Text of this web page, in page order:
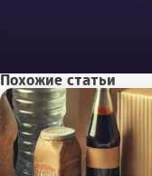
Похожие статьи